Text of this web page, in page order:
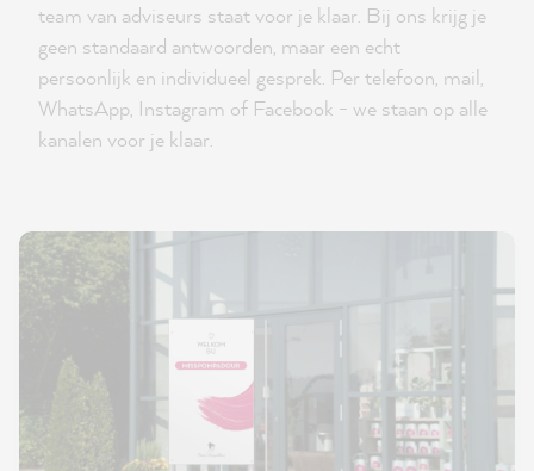
team van adviseurs staat voor je klaar. Bij ons krijg je
geen standaard antwoorden, maar een echt
persoonlijk en individueel gesprek. Per telefoon, mail,
WhatsApp, Instagram of Facebook - we staan op alle
kanalen voor je klaar.